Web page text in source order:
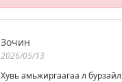
Зочин
2026/05/13
Хувь амьжиргаагаа л